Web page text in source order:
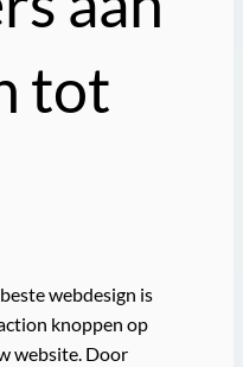
tot
webdesign is
knoppen op
website. Door